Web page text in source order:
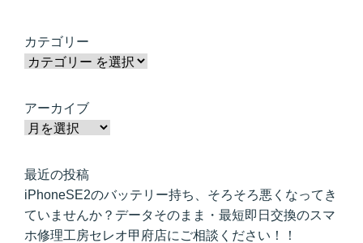
カテゴリー
アーカイブ
最近の投稿
iPhoneSE2のバッテリー持ち、そろそろ悪くなってき
ていませんか？データそのまま・最短即日交換のスマ
ホ修理工房セレオ甲府店にご相談ください！！